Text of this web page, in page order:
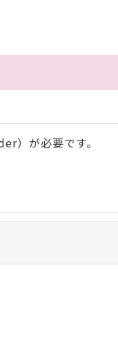
）が必要です。